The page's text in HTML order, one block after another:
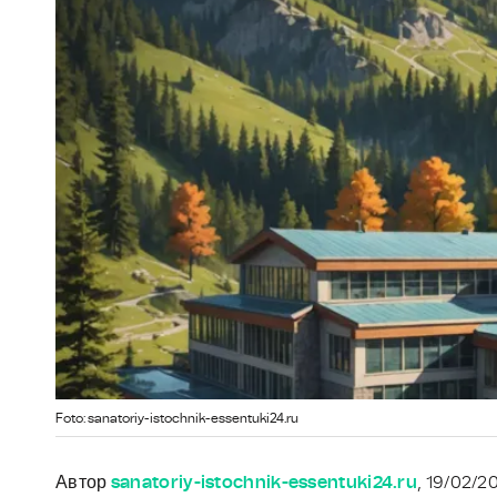
Foto: sanatoriy-istochnik-essentuki24.ru
Автор sanatoriy-istochnik-essentuki24.ru, 19/02/